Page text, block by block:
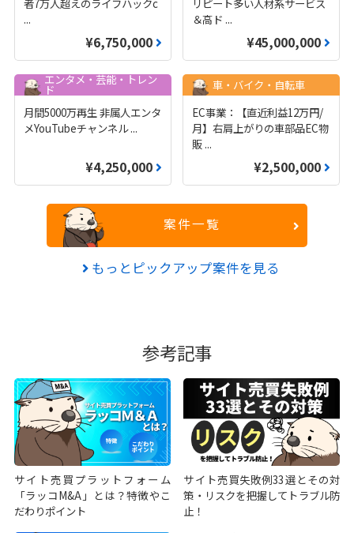
...
¥6,750,000
＆高ド ...
¥45,000,000
エンタメ・芸能・トレン
ド
月間5000万再生 非属人エンタ
メYouTubeチャンネル...
¥4,250,000
車・バイク・自転車
EC事業：【直近利益12万円/
月】右肩上がりの車部品EC物
販 ...
¥2,500,000
案件一覧
もっとピックアップ案件を見る
参考記事
サイト売買プラットフォーム
「ラッコM&A」とは？特徴やこ
だわりポイント
サイト売買失敗例33選とその対
策・リスクを把握してトラブル防
止！